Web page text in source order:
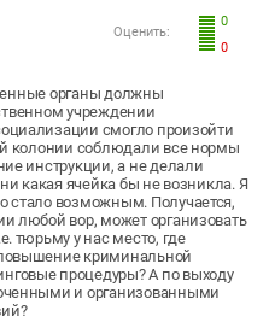
0
0
Оценить:
органы должны
учреждении
смогло произойти
колонии соблюдали все нормы
инструкции, а не делали
какая ячейка бы не возникла. Я
стало возможным. Получается,
любой вор, может организовать
тюрьму у нас место, где
криминальной
процедуры? А по выходу
и организованными